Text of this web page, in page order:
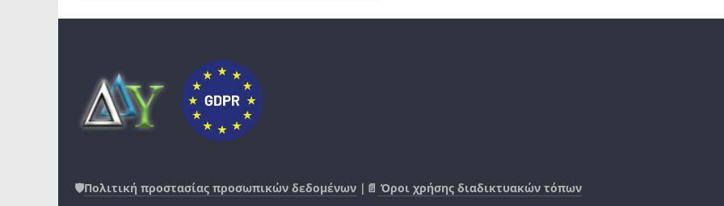
🛡️Πολιτική προστασίας προσωπικών δεδομένων |📄 Όροι χρήσης διαδικτυακών τόπων